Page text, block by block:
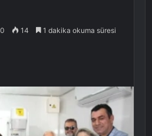
0 14 1 dakika okuma süresi